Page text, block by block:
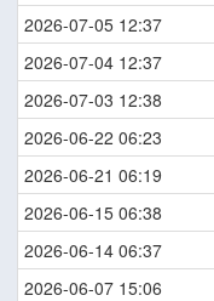
2026-07-05 12:37
2026-07-04 12:37
2026-07-03 12:38
2026-06-22 06:23
2026-06-21 06:19
2026-06-15 06:38
2026-06-14 06:37
2026-06-07 15:06